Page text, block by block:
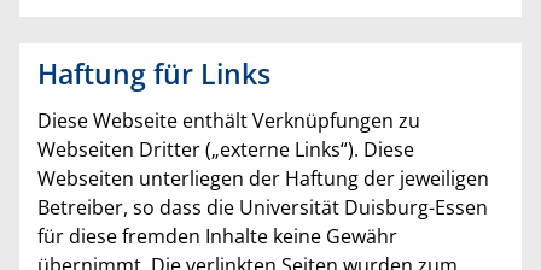
Haftung für Links
Diese Webseite enthält Verknüpfungen zu
Webseiten Dritter („externe Links“). Diese
Webseiten unterliegen der Haftung der jeweiligen
Betreiber, so dass die Universität Duisburg-Essen
für diese fremden Inhalte keine Gewähr